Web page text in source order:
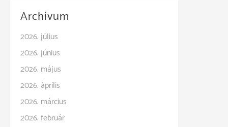
Archívum
2026. július
2026. június
2026. május
2026. április
2026. március
2026. február